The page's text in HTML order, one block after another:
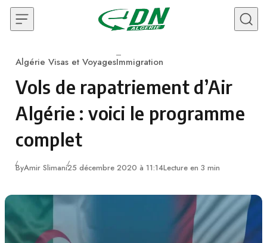
Skip to content
Category
Algérie Visas et VoyagesImmigration
Vols de rapatriement d’Air
Algérie : voici le programme
complet
ByAmir Slimani25 décembre 2020 à 11:14Lecture en 3 min